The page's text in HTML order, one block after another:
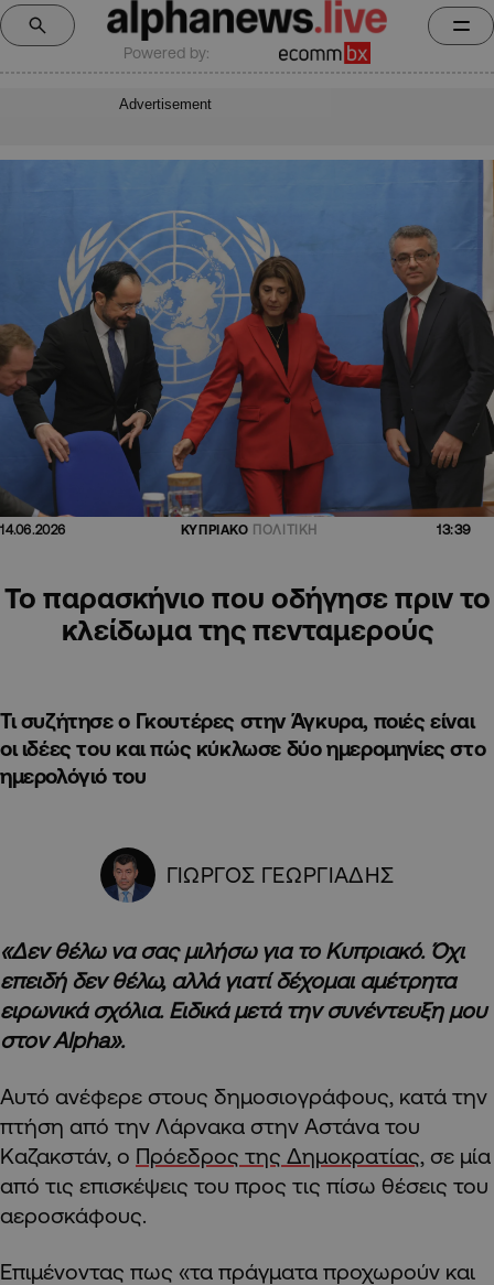
Powered by:
Advertisement
14.06.2026 ΚΥΠΡΙΑΚΟ ΠΟΛΙΤΙΚΗ 13:39
Το παρασκήνιο που οδήγησε πριν το
κλείδωμα της πενταμερούς
Τι συζήτησε ο Γκουτέρες στην Άγκυρα, ποιές είναι
οι ιδέες του και πώς κύκλωσε δύο ημερομηνίες στο
ημερολόγιό του
ΓΙΩΡΓΟΣ ΓΕΩΡΓΙΑΔΗΣ
«Δεν θέλω να σας μιλήσω για το Κυπριακό. Όχι
επειδή δεν θέλω, αλλά γιατί δέχομαι αμέτρητα
ειρωνικά σχόλια. Ειδικά μετά την συνέντευξη μου
στον Alpha».
Αυτό ανέφερε στους δημοσιογράφους, κατά την
πτήση από την Λάρνακα στην Αστάνα του
Καζακστάν, ο Πρόεδρος της Δημοκρατίας , σε μία
από τις επισκέψεις του προς τις πίσω θέσεις του
αεροσκάφους.
Επιμένοντας πως «τα πράγματα προχωρούν και